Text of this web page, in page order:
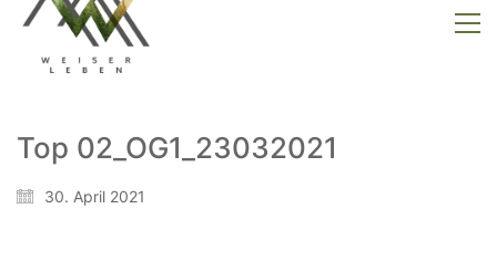
Top 02_OG1_23032021
30. April 2021